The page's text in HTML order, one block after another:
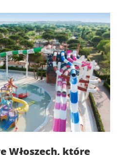
Włoszech, które